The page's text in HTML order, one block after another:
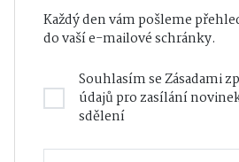
Každý den vám pošleme
do vaší e-mailové schránky.
Souhlasím seZásadami
údajůpro zasílání
sdělení